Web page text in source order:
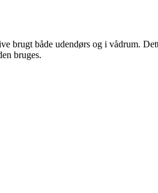
brugt både udendørs og i vådrum.
bruges.